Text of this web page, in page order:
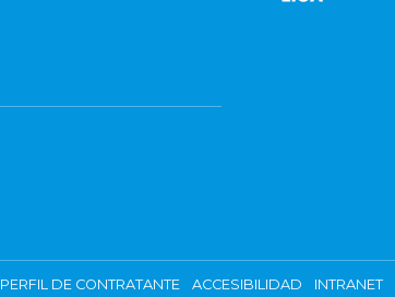
PERFIL DE CONTRATANTE ACCESIBILIDAD INTRANET